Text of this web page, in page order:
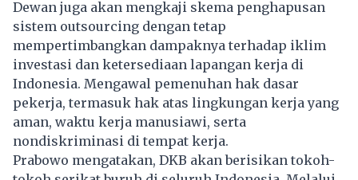
Dewan juga akan mengkaji skema penghapusan
sistem outsourcing dengan tetap
mempertimbangkan dampaknya terhadap iklim
investasi dan ketersediaan lapangan kerja di
Indonesia. Mengawal pemenuhan hak dasar
pekerja, termasuk hak atas lingkungan kerja yang
aman, waktu kerja manusiawi, serta
nondiskriminasi di tempat kerja.
Prabowo mengatakan, DKB akan berisikan tokoh-